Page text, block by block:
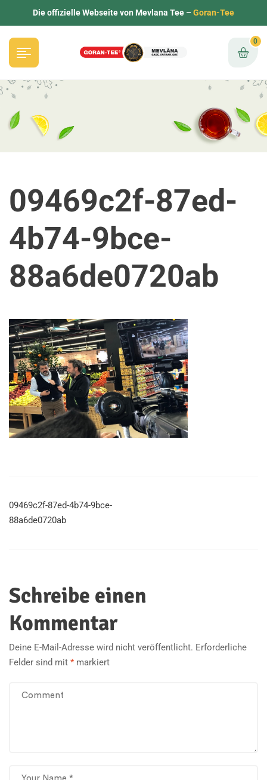
Die offizielle Webseite von Mevlana Tee –Goran-Tee
0
09469c2f-87ed-
4b74-9bce-
88a6de0720ab
09469c2f-87ed-4b74-9bce-
88a6de0720ab
Schreibe einen
Kommentar
Deine E-Mail-Adresse wird nicht veröffentlicht. Erforderliche
Felder sind mit *markiert